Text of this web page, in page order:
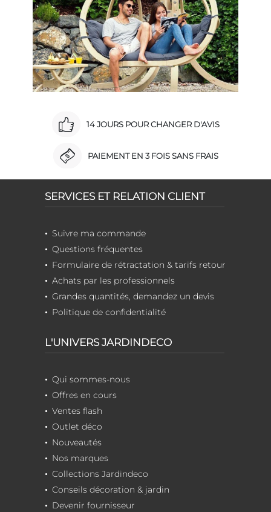
14 JOURS POUR CHANGER D'AVIS
PAIEMENT EN 3 FOIS SANS FRAIS
SERVICES ET RELATION CLIENT
Suivre ma commande
Questions fréquentes
Formulaire de rétractation & tarifs retour
Achats par les professionnels
Grandes quantités, demandez un devis
Politique de confidentialité
L'UNIVERS JARDINDECO
Qui sommes-nous
Offres en cours
Ventes flash
Outlet déco
Nouveautés
Nos marques
Collections Jardindeco
Conseils décoration & jardin
Devenir fournisseur